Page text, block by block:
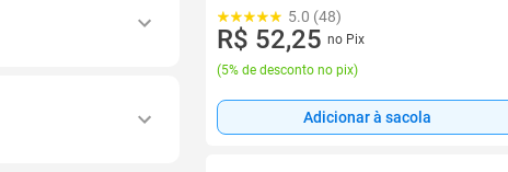
5.0 (48)
R$ 52,25 no Pix
(5% de desconto no pix)
Adicionar à sacola